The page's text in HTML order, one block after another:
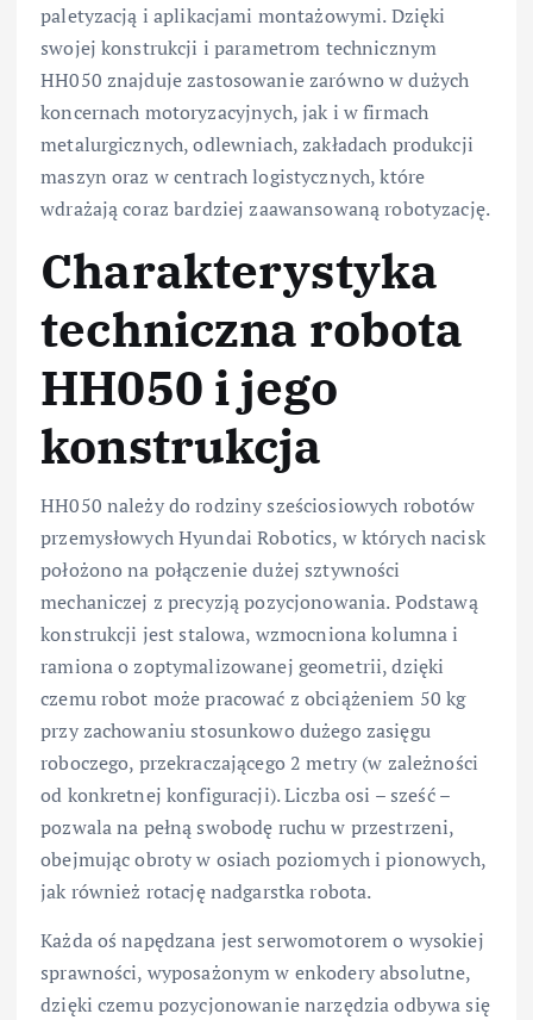
paletyzacją i aplikacjami montażowymi. Dzięki
swojej konstrukcji i parametrom technicznym
HH050 znajduje zastosowanie zarówno w dużych
koncernach motoryzacyjnych, jak i w firmach
metalurgicznych, odlewniach, zakładach produkcji
maszyn oraz w centrach logistycznych, które
wdrażają coraz bardziej zaawansowaną robotyzację.
Charakterystyka
techniczna robota
HH050 i jego
konstrukcja
HH050 należy do rodziny sześciosiowych robotów
przemysłowych Hyundai Robotics, w których nacisk
położono na połączenie dużej sztywności
mechaniczej z precyzją pozycjonowania. Podstawą
konstrukcji jest stalowa, wzmocniona kolumna i
ramiona o zoptymalizowanej geometrii, dzięki
czemu robot może pracować z obciążeniem 50 kg
przy zachowaniu stosunkowo dużego zasięgu
roboczego, przekraczającego 2 metry (w zależności
od konkretnej konfiguracji). Liczba osi – sześć –
pozwala na pełną swobodę ruchu w przestrzeni,
obejmując obroty w osiach poziomych i pionowych,
jak również rotację nadgarstka robota.
Każda oś napędzana jest serwomotorem o wysokiej
sprawności, wyposażonym w enkodery absolutne,
dzięki czemu pozycjonowanie narzędzia odbywa się